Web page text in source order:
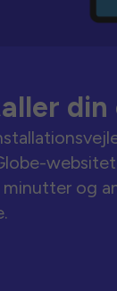
din
minutter og